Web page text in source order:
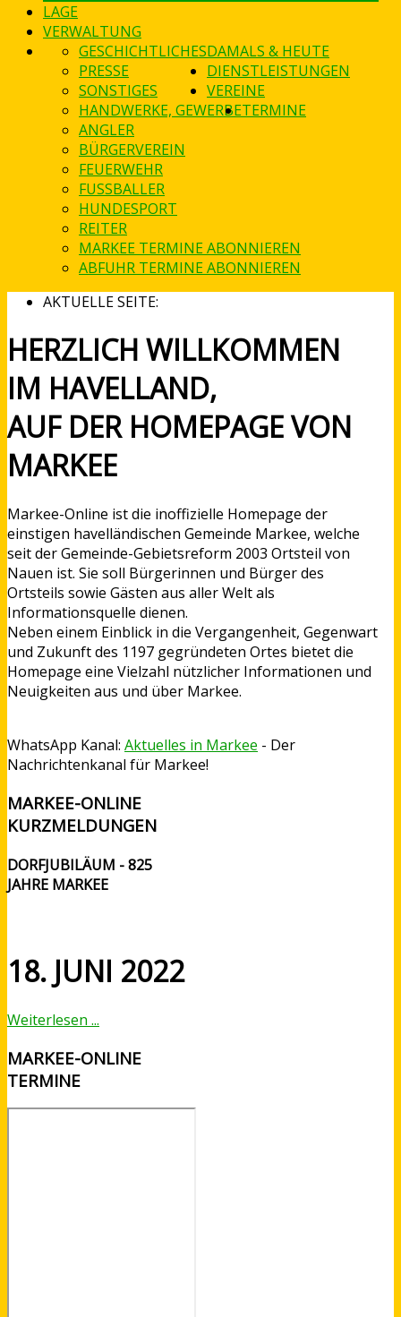
LAGE
VERWALTUNG
DAMALS & HEUTE
GESCHICHTLICHES
PRESSE
SONSTIGES
DIENSTLEISTUNGEN
HANDWERKE, GEWERBE
VEREINE
ANGLER
BÜRGERVEREIN
FEUERWEHR
FUSSBALLER
HUNDESPORT
REITER
TERMINE
MARKEE TERMINE ABONNIEREN
ABFUHR TERMINE ABONNIEREN
AKTUELLE SEITE:
HERZLICH WILLKOMMEN
IM HAVELLAND,
AUF DER HOMEPAGE VON
MARKEE
Markee-Online ist die inoffizielle Homepage der
einstigen havelländischen Gemeinde Markee, welche
seit der Gemeinde-Gebietsreform 2003 Ortsteil von
Nauen ist. Sie soll Bürgerinnen und Bürger des
Ortsteils sowie Gästen aus aller Welt als
Informationsquelle dienen.
Neben einem Einblick in die Vergangenheit, Gegenwart
und Zukunft des 1197 gegründeten Ortes bietet die
Homepage eine Vielzahl nützlicher Informationen und
Neuigkeiten aus und über Markee.
WhatsApp Kanal: Aktuelles in Markee - Der
Nachrichtenkanal für Markee!
MARKEE-ONLINE
KURZMELDUNGEN
DORFJUBILÄUM - 825
JAHRE MARKEE
18. JUNI 2022
Weiterlesen ...
MARKEE-ONLINE
TERMINE